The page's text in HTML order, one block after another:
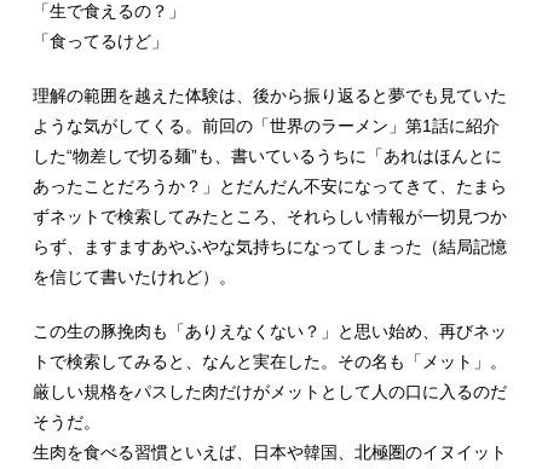
「生で食えるの？」
「食ってるけど」
理解の範囲を越えた体験は、後から振り返ると夢でも見ていた
ような気がしてくる。前回の「世界のラーメン」第1話に紹介
した“物差しで切る麺”も、書いているうちに「あれはほんとに
あったことだろうか？」とだんだん不安になってきて、たまら
ずネットで検索してみたところ、それらしい情報が一切見つか
らず、ますますあやふやな気持ちになってしまった（結局記憶
を信じて書いたけれど）。
この生の豚挽肉も「ありえなくない？」と思い始め、再びネッ
トで検索してみると、なんと実在した。その名も「メット」。
厳しい規格をパスした肉だけがメットとして人の口に入るのだ
そうだ。
生肉を食べる習慣といえば、日本や韓国、北極圏のイヌイット